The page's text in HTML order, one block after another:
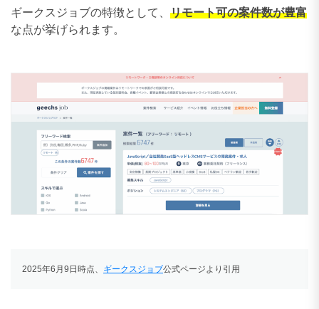
ギークスジョブの特徴として、 リモート可の案件数が豊富
な点が挙げられます。
2025年6月9日時点、 ギークスジョブ公式ページより引用